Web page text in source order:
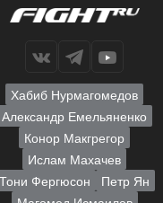
Хабиб Нурмагомедов
Александр Емельяненко
Конор Макгрегор
Ислам Махачев
Тони Фергюсон
Петр Ян